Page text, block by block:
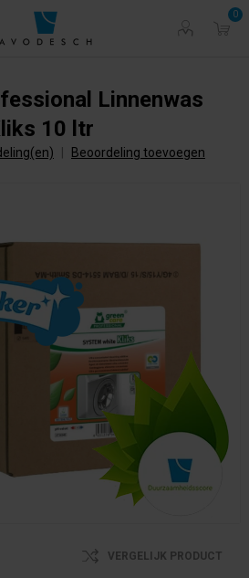
0
Linnenwas
10 ltr
Beoordeling toevoegen
VERGELIJK PRODUCT